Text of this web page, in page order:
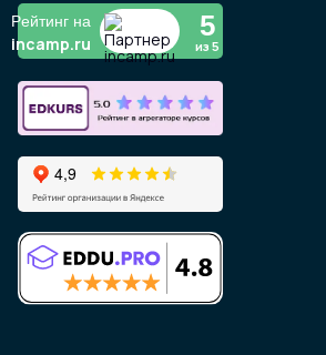
Рейтинг на
incamp.ru
5
из 5